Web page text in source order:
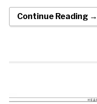
Continue Reading →